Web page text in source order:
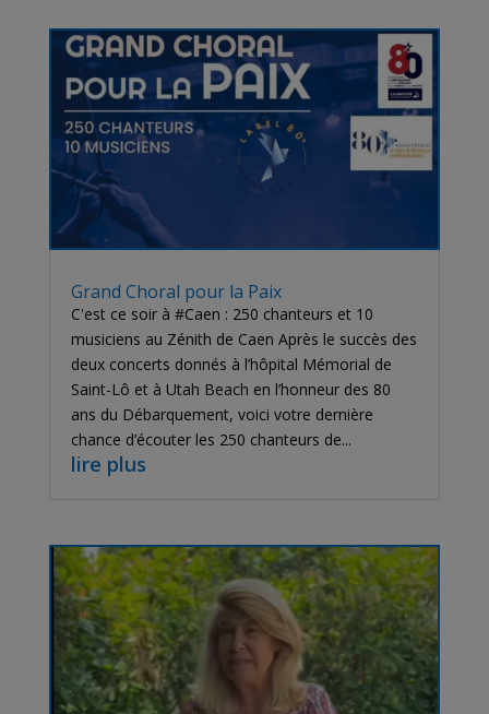
Grand Choral pour la Paix
C'est ce soir à #Caen : 250 chanteurs et 10
musiciens au Zénith de Caen Après le succès des
deux concerts donnés à l’hôpital Mémorial de
Saint-Lô et à Utah Beach en l’honneur des 80
ans du Débarquement, voici votre dernière
chance d’écouter les 250 chanteurs de...
lire plus